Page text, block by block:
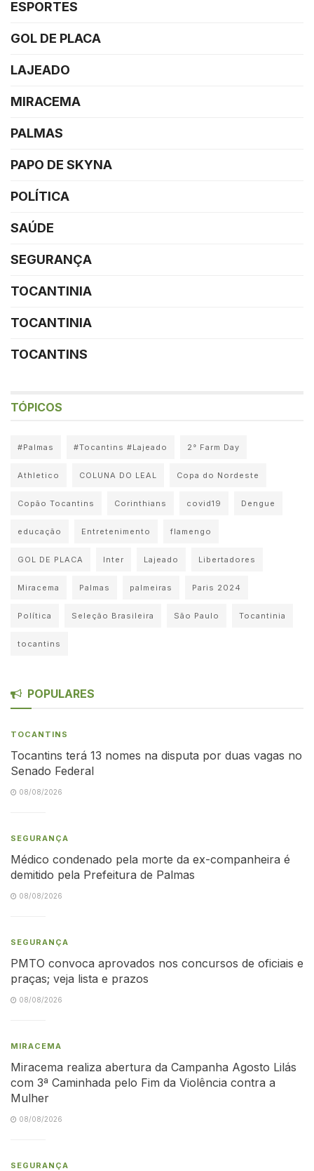
ESPORTES
GOL DE PLACA
LAJEADO
MIRACEMA
PALMAS
PAPO DE SKYNA
POLÍTICA
SAÚDE
SEGURANÇA
TOCANTINIA
TOCANTINIA
TOCANTINS
TÓPICOS
#Palmas #Tocantins #Lajeado 2° Farm Day
Athletico COLUNA DO LEAL Copa do Nordeste
Copão Tocantins Corinthians covid19 Dengue
educação Entretenimento flamengo
GOL DE PLACA Inter Lajeado Libertadores
Miracema Palmas palmeiras Paris 2024
Política Seleção Brasileira São Paulo Tocantinia
tocantins
POPULARES
TOCANTINS
Tocantins terá 13 nomes na disputa por duas vagas no
Senado Federal
08/08/2026
SEGURANÇA
Médico condenado pela morte da ex-companheira é
demitido pela Prefeitura de Palmas
08/08/2026
SEGURANÇA
PMTO convoca aprovados nos concursos de oficiais e
praças; veja lista e prazos
08/08/2026
MIRACEMA
Miracema realiza abertura da Campanha Agosto Lilás
com 3ª Caminhada pelo Fim da Violência contra a
Mulher
08/08/2026
SEGURANÇA